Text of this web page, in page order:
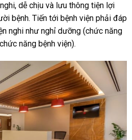
dễ chịu và lưu thông tiện lợi
bệnh. Tiến tới bệnh viện phải đáp
nghi như nghỉ dưỡng (chức năng
năng bệnh viện).